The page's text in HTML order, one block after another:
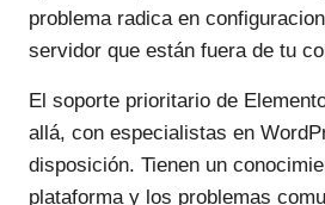
problema radica en
servidor que están fuera de tu
El soporte prioritario de
allá, con especialistas en
disposición. Tienen un
plataforma y los problemas